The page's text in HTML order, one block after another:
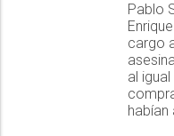
Pablo
cargo
al
habían